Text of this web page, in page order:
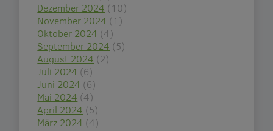
Dezember 2024 (10)
November 2024 (1)
Oktober 2024 (4)
September 2024 (5)
August 2024 (2)
Juli 2024 (6)
Juni 2024 (6)
Mai 2024 (4)
April 2024 (5)
März 2024 (4)